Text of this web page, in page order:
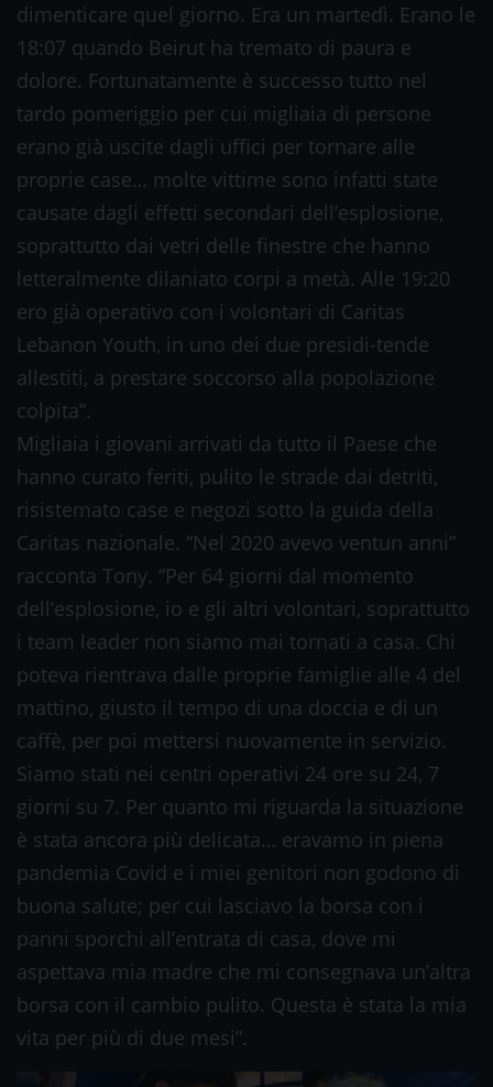
dimenticare quel giorno. Era un martedì. Erano le
18:07 quando Beirut ha tremato di paura e
dolore. Fortunatamente è successo tutto nel
tardo pomeriggio per cui migliaia di persone
erano già uscite dagli uffici per tornare alle
proprie case… molte vittime sono infatti state
causate dagli effetti secondari dell’esplosione,
soprattutto dai vetri delle finestre che hanno
letteralmente dilaniato corpi a metà. Alle 19:20
ero già operativo con i volontari di Caritas
Lebanon Youth, in uno dei due presidi-tende
allestiti, a prestare soccorso alla popolazione
colpita”.
Migliaia i giovani arrivati da tutto il Paese che
hanno curato feriti, pulito le strade dai detriti,
risistemato case e negozi sotto la guida della
Caritas nazionale. “Nel 2020 avevo ventun anni”
racconta Tony. “Per 64 giorni dal momento
dell’esplosione, io e gli altri volontari, soprattutto
i team leader non siamo mai tornati a casa. Chi
poteva rientrava dalle proprie famiglie alle 4 del
mattino, giusto il tempo di una doccia e di un
caffè, per poi mettersi nuovamente in servizio.
Siamo stati nei centri operativi 24 ore su 24, 7
giorni su 7. Per quanto mi riguarda la situazione
è stata ancora più delicata… eravamo in piena
pandemia Covid e i miei genitori non godono di
buona salute; per cui lasciavo la borsa con i
panni sporchi all’entrata di casa, dove mi
aspettava mia madre che mi consegnava un’altra
borsa con il cambio pulito. Questa è stata la mia
vita per più di due mesi”.